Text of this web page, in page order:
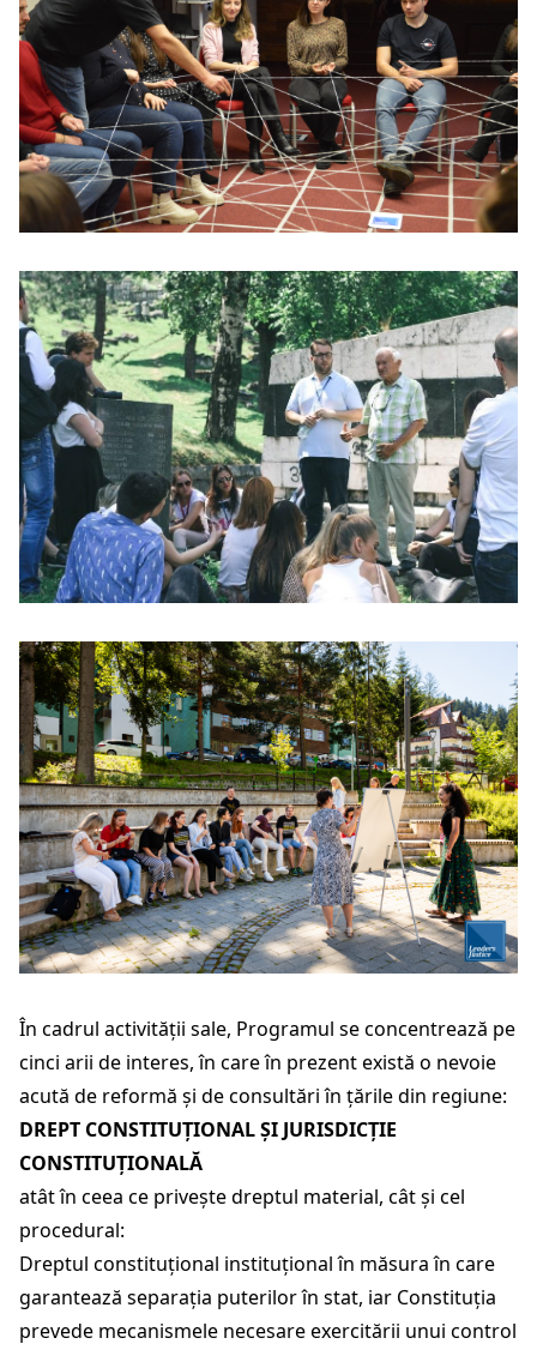
În cadrul activității sale, Programul se concentrează pe
cinci arii de interes, în care în prezent există o nevoie
acută de reformă și de consultări în țările din regiune:
DREPT CONSTITUȚIONAL ȘI JURISDICȚIE
CONSTITUȚIONALĂ
atât în ceea ce privește dreptul material, cât și cel
procedural:
Dreptul constituțional instituțional în măsura în care
garantează separația puterilor în stat, iar Constituția
prevede mecanismele necesare exercitării unui control